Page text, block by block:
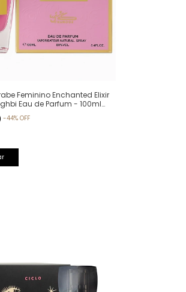
Feminino Enchanted Elixir
Eau de Parfum - 100ml
-44% OFF